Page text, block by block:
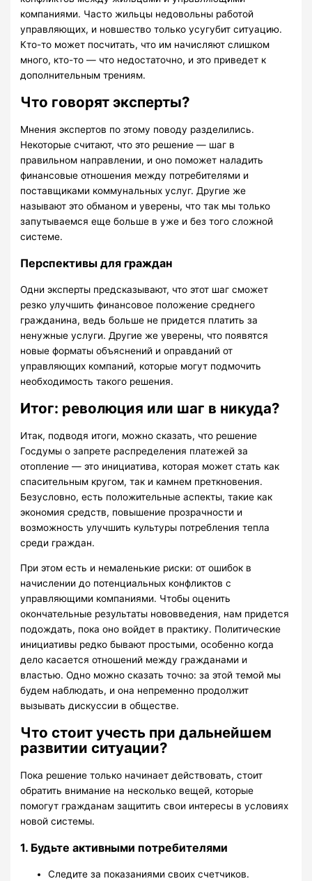
компаниями. Часто жильцы недовольны работой
управляющих, и новшество только усугубит ситуацию.
Кто-то может посчитать, что им начисляют слишком
много, кто-то — что недостаточно, и это приведет к
дополнительным трениям.
Что говорят эксперты?
Мнения экспертов по этому поводу разделились.
Некоторые считают, что это решение — шаг в
правильном направлении, и оно поможет наладить
финансовые отношения между потребителями и
поставщиками коммунальных услуг. Другие же
называют это обманом и уверены, что так мы только
запутываемся еще больше в уже и без того сложной
системе.
Перспективы для граждан
Одни эксперты предсказывают, что этот шаг сможет
резко улучшить финансовое положение среднего
гражданина, ведь больше не придется платить за
ненужные услуги. Другие же уверены, что появятся
новые форматы объяснений и оправданий от
управляющих компаний, которые могут подмочить
необходимость такого решения.
Итог: революция или шаг в никуда?
Итак, подводя итоги, можно сказать, что решение
Госдумы о запрете распределения платежей за
отопление — это инициатива, которая может стать как
спасительным кругом, так и камнем преткновения.
Безусловно, есть положительные аспекты, такие как
экономия средств, повышение прозрачности и
возможность улучшить культуры потребления тепла
среди граждан.
При этом есть и немаленькие риски: от ошибок в
начислении до потенциальных конфликтов с
управляющими компаниями. Чтобы оценить
окончательные результаты нововведения, нам придется
подождать, пока оно войдет в практику. Политические
инициативы редко бывают простыми, особенно когда
дело касается отношений между гражданами и
властью. Одно можно сказать точно: за этой темой мы
будем наблюдать, и она непременно продолжит
вызывать дискуссии в обществе.
Что стоит учесть при дальнейшем
развитии ситуации?
Пока решение только начинает действовать, стоит
обратить внимание на несколько вещей, которые
помогут гражданам защитить свои интересы в условиях
новой системы.
1. Будьте активными потребителями
Следите за показаниями своих счетчиков.